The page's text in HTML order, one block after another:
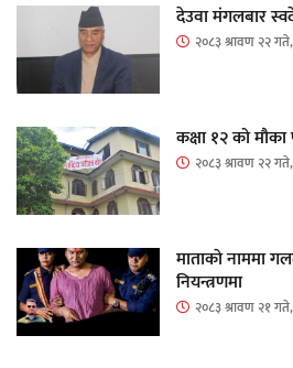
देउवा मंगलबार
२०८३ श्रावण २२
कक्षा १२ को मौका
२०८३ श्रावण २२
माताकाे नाममा
नियन्त्रणमा
२०८३ श्रावण २१ गते,